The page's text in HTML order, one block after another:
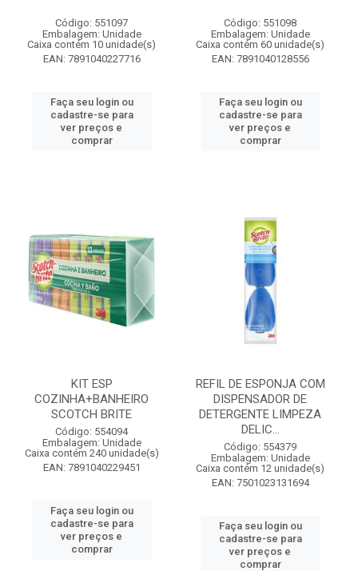
Código: 551097
Embalagem: Unidade
Caixa contém 10 unidade(s)
EAN: 7891040227716
Faça seu login ou
cadastre-se para
ver preços e
comprar
Código: 551098
Embalagem: Unidade
Caixa contém 60 unidade(s)
EAN: 7891040128556
Faça seu login ou
cadastre-se para
ver preços e
comprar
KIT ESP
COZINHA+BANHEIRO
SCOTCH BRITE
Código: 554094
Embalagem: Unidade
Caixa contém 240 unidade(s)
EAN: 7891040229451
Faça seu login ou
cadastre-se para
ver preços e
comprar
REFIL DE ESPONJA COM
DISPENSADOR DE
DETERGENTE LIMPEZA
DELIC...
Código: 554379
Embalagem: Unidade
Caixa contém 12 unidade(s)
EAN: 7501023131694
Faça seu login ou
cadastre-se para
ver preços e
comprar